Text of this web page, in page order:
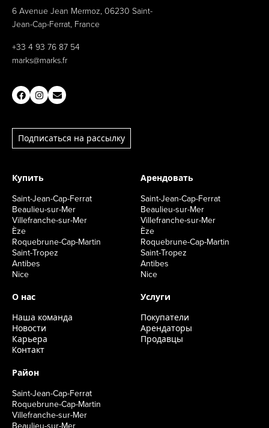
6 Avenue Jean Mermoz, 06230 Saint-
Jean-Cap-Ferrat, France
+33 4 93 76 87 54
marks@marks.fr
Подписаться на рассылку
Купить
Saint-Jean-Cap-Ferrat
Beaulieu-sur-Mer
Villefranche-sur-Mer
Èze
Roquebrune-Cap-Martin
Saint-Tropez
Antibes
Nice
Арендовать
Saint-Jean-Cap-Ferrat
Beaulieu-sur-Mer
Villefranche-sur-Mer
Èze
Roquebrune-Cap-Martin
Saint-Tropez
Antibes
Nice
О нас
Наша команда
Новости
Карьера
Kонтакт
Услуги
Покупатели
Арендаторы
Продавцы
Район
Saint-Jean-Cap-Ferrat
Roquebrune-Cap-Martin
Villefranche-sur-Mer
Beaulieu-sur-Mer